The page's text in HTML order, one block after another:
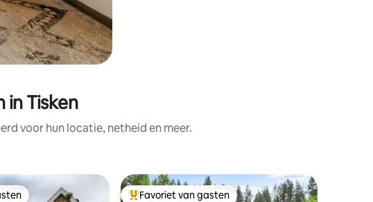
in Tisken
voor hun locatie, netheid en meer.
Favoriet van gasten